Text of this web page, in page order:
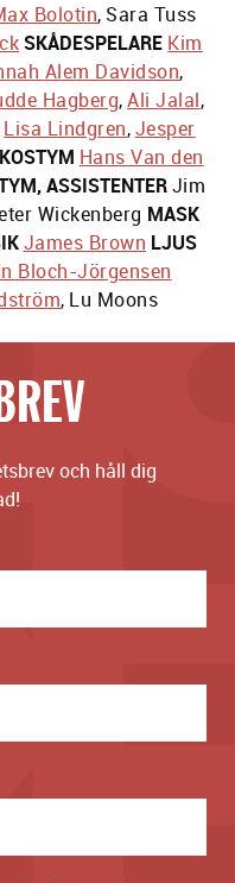
Bolotin, Sara Tuss
SKÅDESPELARE Kim
Alem Davidson,
Hagberg,Ali Jalal,
Lisa Lindgren,Jesper
Hans Van den
ASSISTENTERJim
Wickenberg MASK
James Brown LJUS
Bloch-Jörgensen
, Lu Moons
och håll dig